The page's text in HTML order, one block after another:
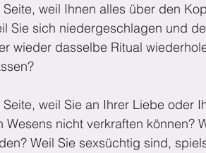
weil Ihnen alles über den
Sie sich niedergeschlagen und
wieder dasselbe Ritual
weil Sie an Ihrer Liebe oder
Wesens nicht verkraften können?
Weil Sie sexsüchtig sind,